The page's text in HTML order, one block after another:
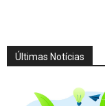
Últimas Notícias